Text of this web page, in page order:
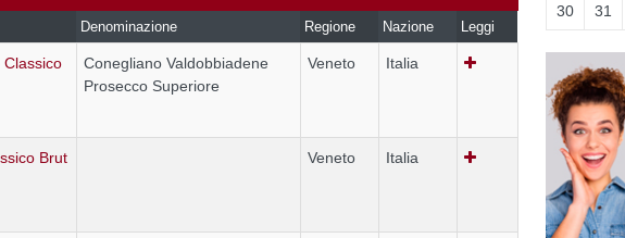
Denominazione Regione Nazione Leggi
Conegliano Valdobbiadene
Prosecco Superiore
Veneto Italia
Brut
Veneto Italia
30 31